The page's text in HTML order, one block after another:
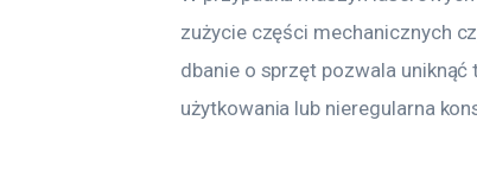
zużycie części mechanicznych
dbanie o sprzęt pozwala
użytkowania lub nieregularna